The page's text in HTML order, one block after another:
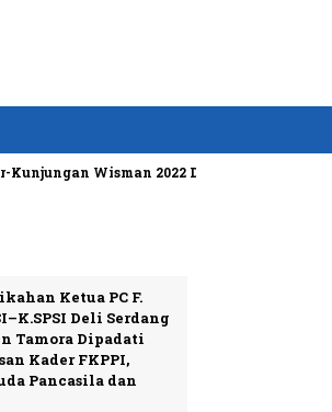
Wisman 2022 Diprediksi Rendah
Ketua PC F.
Deli Serdang
Tamora Dipadati
Kader FKPPI,
Pancasila dan